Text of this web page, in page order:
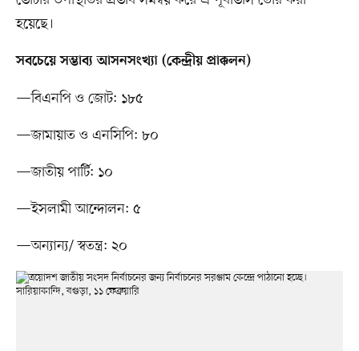
হয়েছে।
সবচেয়ে সম্ভাব্য আসনসংখ্যা (কেন্দ্রীয় প্রাক্কলন)
—বিএনপি ও জোট: ১৮৫
—জামায়াত ও এনসিপি: ৮০
—জাতীয় পার্টি: ১০
—ইসলামী আন্দোলন: ৫
—অন্যান্য/ স্বতন্ত্র: ২০